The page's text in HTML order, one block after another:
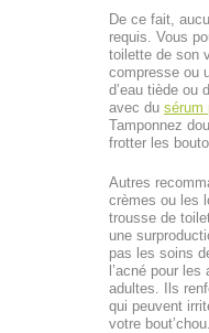
De ce fait,
requis. Vous
toilette de son
compresse ou
d’eau tiède ou
avec du sérum
Tamponnez
frotter les
Autres
crèmes ou les
trousse de
une
pas les soins
l’acné pour
adultes. Ils
qui peuvent
votre bout’chou.